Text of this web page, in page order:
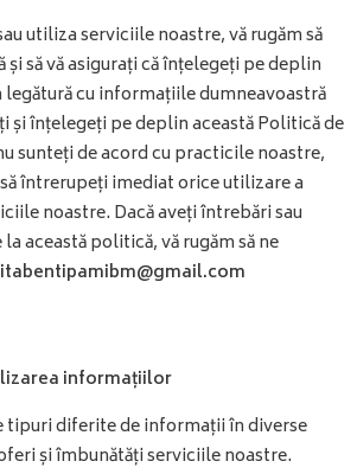
utiliza serviciile noastre, vă rugăm să
să vă asigurați că înțelegeți pe deplin
cu informațiile dumneavoastră
și înțelegeți pe deplin această Politică de
sunteți de acord cu practicile noastre,
întrerupeți imediat orice utilizare a
noastre. Dacă aveți întrebări sau
această politică, vă rugăm să ne
informațiilor
tipuri diferite de informații în diverse
și îmbunătăți serviciile noastre.